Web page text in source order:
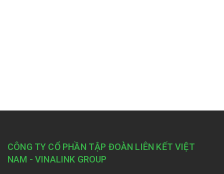
CÔNG TY CỔ PHẦN TẬP ĐOÀN LIÊN KẾT VIỆT
NAM - VINALINK GROUP